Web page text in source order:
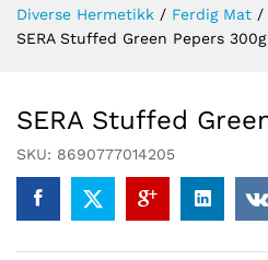
Diverse Hermetikk / Ferdig Mat /
SERA Stuffed Green Pepers 300g
SERA Stuffed
SKU: 8690777014205